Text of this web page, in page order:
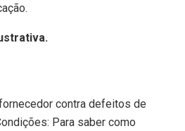
contra defeitos de
Para saber como